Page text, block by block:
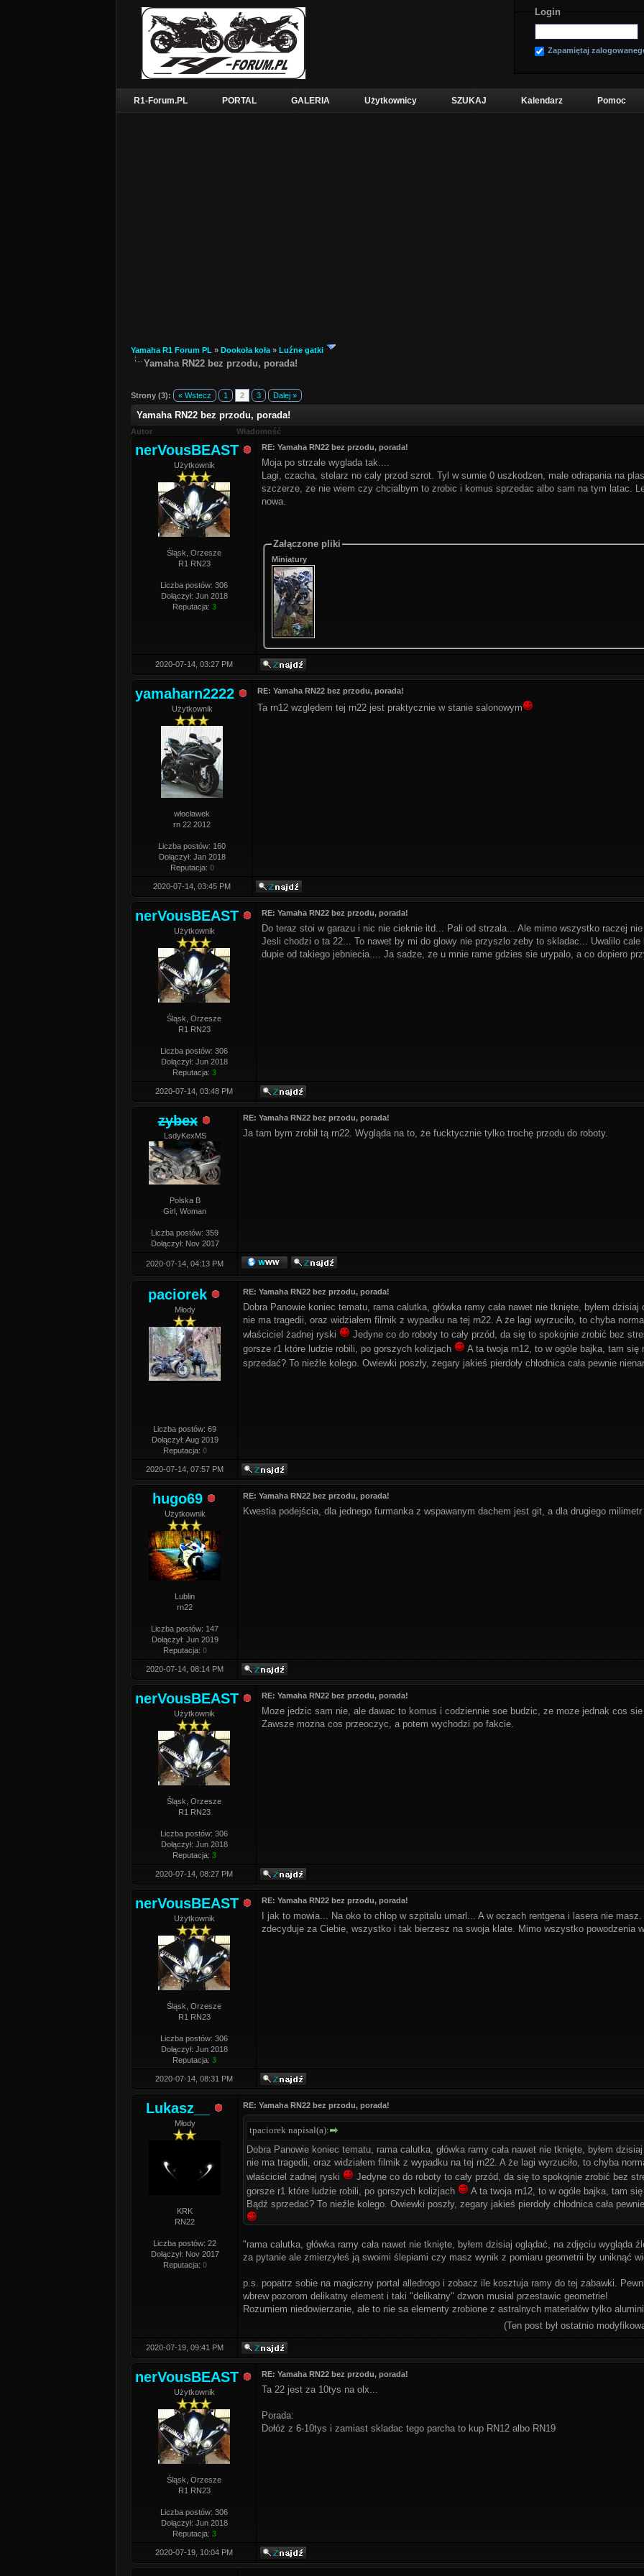
Login
Zapamiętaj
R1-Forum.PL PORTAL GALERIA Użytkownicy SZUKAJ Kalendarz Pomoc
Yamaha R1 Forum PL » Dookoła koła » Luźne gatki
Yamaha RN22 bez przodu, porada!
Strony (3): « Wstecz 1 2 3 Dalej »
Yamaha RN22 bez przodu, porada!
Autor Wiadomość
nerVousBEAST
Użytkownik
Śląsk, Orzesze
R1 RN23
Liczba postów: 306
Dołączył: Jun 2018
Reputacja: 3
RE: Yamaha RN22 bez przodu, porada!
Moja po strzale wyglada tak....
Lagi, czacha, stelarz no caly przod szrot. Tyl w sumie 0 uszkodzen, male odrapania na
szczerze, ze nie wiem czy chcialbym to zrobic i komus sprzedac albo sam na tym latac.
nowa.
Załączone pliki
Miniatury
2020-07-14, 03:27 PM
yamaharn2222
Użytkownik
włocławek
rn 22 2012
Liczba postów: 160
Dołączył: Jan 2018
Reputacja: 0
RE: Yamaha RN22 bez przodu, porada!
Ta rn12 względem tej rn22 jest praktycznie w stanie salonowym
2020-07-14, 03:45 PM
nerVousBEAST
Użytkownik
Śląsk, Orzesze
R1 RN23
Liczba postów: 306
Dołączył: Jun 2018
Reputacja: 3
RE: Yamaha RN22 bez przodu, porada!
Do teraz stoi w garazu i nic nie cieknie itd... Pali od strzala... Ale mimo wszystko raczej
Jesli chodzi o ta 22... To nawet by mi do glowy nie przyszlo zeby to skladac... Uwalilo
dupie od takiego jebniecia.... Ja sadze, ze u mnie rame gdzies sie urypalo, a co dopiero
2020-07-14, 03:48 PM
zybex
LsdyKexMS
Polska B
Girl, Woman
Liczba postów: 359
Dołączył: Nov 2017
RE: Yamaha RN22 bez przodu, porada!
Ja tam bym zrobił tą rn22. Wygląda na to, że fucktycznie tylko trochę przodu do roboty.
2020-07-14, 04:13 PM
paciorek
Młody
Liczba postów: 69
Dołączył: Aug 2019
Reputacja: 0
RE: Yamaha RN22 bez przodu, porada!
Dobra Panowie koniec tematu, rama calutka, główka ramy cała nawet nie tknięte, byłem
nie ma tragedii, oraz widziałem filmik z wypadku na tej rn22. A że lagi wyrzuciło, to chyba
właściciel żadnej ryski
Jedyne co do roboty to cały przód, da się to spokojnie zrobić bez
gorsze r1 które ludzie robili, po gorszych kolizjach
A ta twoja rn12, to w ogóle bajka, tam się
sprzedać? To nieźle kolego. Owiewki poszły, zegary jakieś pierdoły chłodnica cała pewnie
2020-07-14, 07:57 PM
hugo69
Użytkownik
Lublin
rn22
Liczba postów: 147
Dołączył: Jun 2019
Reputacja: 0
RE: Yamaha RN22 bez przodu, porada!
Kwestia podejścia, dla jednego furmanka z wspawanym dachem jest git, a dla drugiego
2020-07-14, 08:14 PM
nerVousBEAST
Użytkownik
Śląsk, Orzesze
R1 RN23
Liczba postów: 306
Dołączył: Jun 2018
Reputacja: 3
RE: Yamaha RN22 bez przodu, porada!
Moze jedzic sam nie, ale dawac to komus i codziennie soe budzic, ze moze jednak cos
Zawsze mozna cos przeoczyc, a potem wychodzi po fakcie.
2020-07-14, 08:27 PM
nerVousBEAST
Użytkownik
Śląsk, Orzesze
R1 RN23
Liczba postów: 306
Dołączył: Jun 2018
Reputacja: 3
RE: Yamaha RN22 bez przodu, porada!
I jak to mowia... Na oko to chlop w szpitalu umarl... A w oczach rentgena i lasera nie
zdecyduje za Ciebie, wszystko i tak bierzesz na swoja klate. Mimo wszystko powodzenia
2020-07-14, 08:31 PM
Lukasz__
Młody
KRK
RN22
Liczba postów: 22
Dołączył: Nov 2017
Reputacja: 0
RE: Yamaha RN22 bez przodu, porada!
tpaciorek napisał(a):
Dobra Panowie koniec tematu, rama calutka, główka ramy cała nawet nie tknięte, byłem
nie ma tragedii, oraz widziałem filmik z wypadku na tej rn22. A że lagi wyrzuciło, to chyba
właściciel żadnej ryski
Jedyne co do roboty to cały przód, da się to spokojnie zrobić bez
gorsze r1 które ludzie robili, po gorszych kolizjach
A ta twoja rn12, to w ogóle bajka, tam
Bądź sprzedać? To nieźle kolego. Owiewki poszły, zegary jakieś pierdoły chłodnica cała
"rama calutka, główka ramy cała nawet nie tknięte, byłem dzisiaj oglądać, na zdjęciu wygląda
za pytanie ale zmierzyłeś ją swoimi ślepiami czy masz wynik z pomiaru geometrii by uniknąć
p.s. popatrz sobie na magiczny portal alledrogo i zobacz ile kosztuja ramy do tej zabawki.
wbrew pozorom delikatny element i taki "delikatny" dzwon musial przestawic geometrie!
Rozumiem niedowierzanie, ale to nie sa elementy zrobione z astralnych materiałów tylko
(Ten post był ostatnio
2020-07-19, 09:41 PM
nerVousBEAST
Użytkownik
Śląsk, Orzesze
R1 RN23
Liczba postów: 306
Dołączył: Jun 2018
Reputacja: 3
RE: Yamaha RN22 bez przodu, porada!
Ta 22 jest za 10tys na olx...
Porada:
Dołóż z 6-10tys i zamiast skladac tego parcha to kup RN12 albo RN19
2020-07-19, 10:04 PM